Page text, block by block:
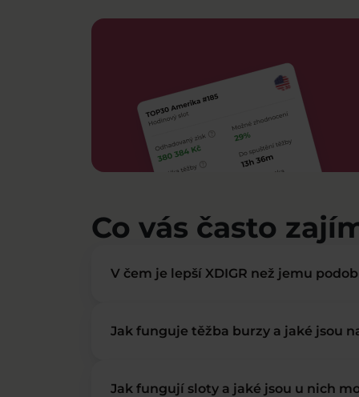
Co vás často
V čem je lepší XDIGR než jemu
Jak funguje těžba burzy a jaké jsou
Jak fungují sloty a jaké jsou u nich